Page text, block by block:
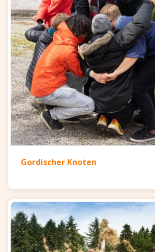
Gordischer Knoten